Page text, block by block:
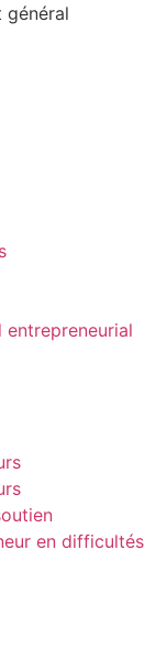
général
en difficultés